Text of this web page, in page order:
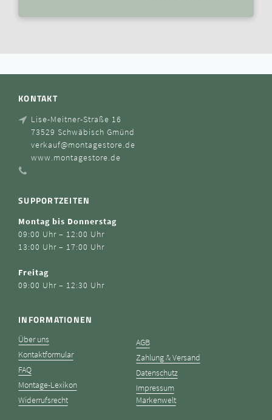
KONTAKT
Lise-Meitner-Straße 16
73529 Schwäbisch Gmünd
verkauf@montagestore.de
www.montagestore.de
SUPPORTZEITEN
Montag bis Donnerstag
09:00 Uhr – 12:00 Uhr
13:00 Uhr – 17:00 Uhr
Freitag
09:00 Uhr – 12:30 Uhr
INFORMATIONEN
Über uns
Kontaktformular
FAQ
Montage-Lexikon
Widerrufsrecht
AGB
Zahlung & Versand
Datenschutz
Impressum
Markenwelt